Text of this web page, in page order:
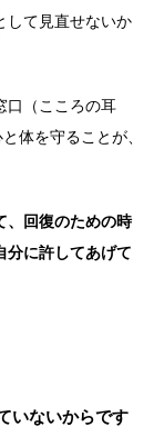
して見直せないか
口（こころの耳
体を守ることが、
、回復のための時
分に許してあげて
いないからです